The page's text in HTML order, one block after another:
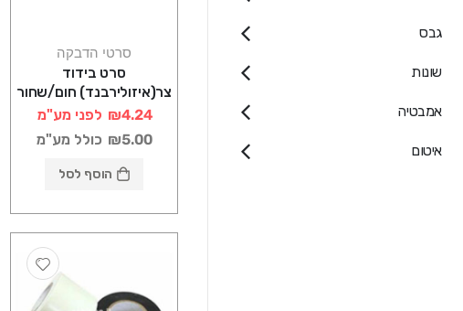
גבס
שונות
אמבטיה
איטום
סרטי הדבקה
סרט בידוד
צר(איזולירבנד) חום/שחור
₪4.24 לפני מע"מ
₪5.00 כולל מע"מ
הוסף לסל